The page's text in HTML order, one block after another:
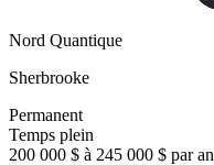
Nord Quantique
Sherbrooke
Permanent
Temps plein
200 000 $ à 245 000 $ par an